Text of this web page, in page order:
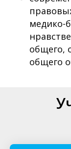
медико-
общего,
общего